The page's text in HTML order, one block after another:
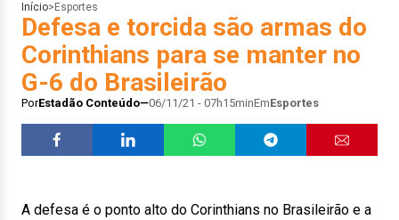
Início> Esportes
Defesa e torcida são armas do
Corinthians para se manter no
G-6 do Brasileirão
PorEstadão Conteúdo 06/11/21 - 07h15minEmEsportes
A defesa é o ponto alto do Corinthians no Brasileirão e a